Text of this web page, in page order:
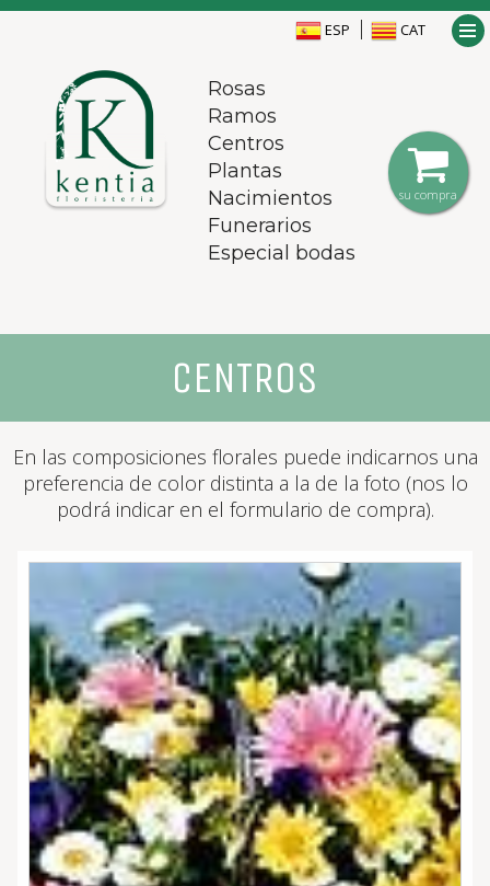
Rosas
Ramos
Centros
Plantas
Nacimientos
Funerarios
Especial bodas
ESP CAT
su compra
CENTROS
En las composiciones florales puede indicarnos una
preferencia de color distinta a la de la foto (nos lo
podrá indicar en el formulario de compra).